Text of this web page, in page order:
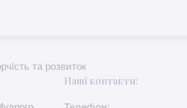
та розвиток
Наші контакти: